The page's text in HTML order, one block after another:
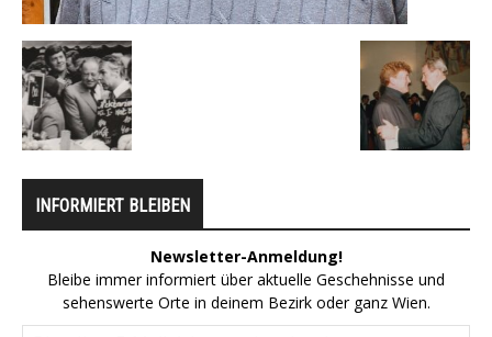
INFORMIERT BLEIBEN
Newsletter-Anmeldung!
Bleibe immer informiert über aktuelle Geschehnisse und
sehenswerte Orte in deinem Bezirk oder ganz Wien.